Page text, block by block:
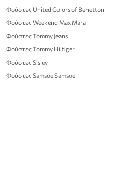
Φούστες United Colors of Benetton
Φούστες Weekend Max Mara
Φούστες Tommy Jeans
Φούστες Tommy Hilfiger
Φούστες Sisley
Φούστες Samsoe Samsoe